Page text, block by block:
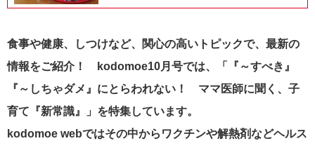
食事や健康、しつけなど、関心の高いトピックで、最新の
情報をご紹介！ kodomoe10月号では、「『～すべき』
『～しちゃダメ』にとらわれない！ ママ医師に聞く、子
育て『新常識』」を特集しています。
kodomoe webではその中からワクチンや解熱剤などヘルス